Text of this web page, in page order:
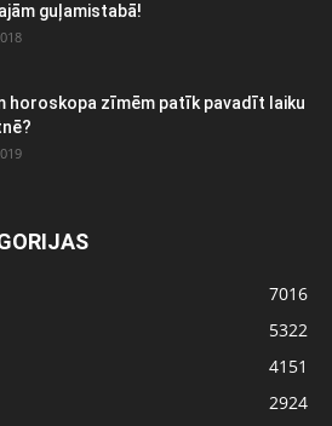
guļamistabā!
horoskopa zīmēm patīk pavadīt laiku
7016
5322
4151
2924